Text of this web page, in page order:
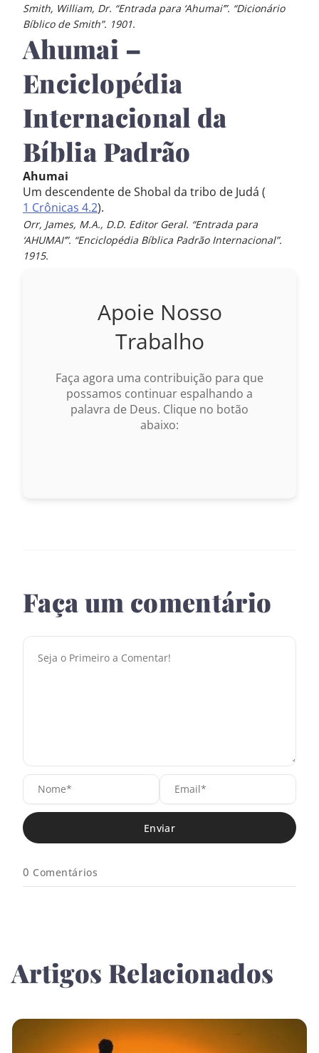
Smith, William, Dr. “Entrada para ‘Ahumai’”. “Dicionário
Bíblico de Smith”. 1901.
Ahumai –
Enciclopédia
Internacional da
Bíblia Padrão
Ahumai
Um descendente de Shobal da tribo de Judá (
1 Crônicas 4.2).
Orr, James, M.A., D.D. Editor Geral. “Entrada para
‘AHUMAI’”. “Enciclopédia Bíblica Padrão Internacional”.
1915.
Apoie Nosso
Trabalho
Faça agora uma contribuição para que
possamos continuar espalhando a
palavra de Deus. Clique no botão
abaixo:
Faça um comentário
N
o
m
e
*
E
i
0 Comentários
Artigos Relacionados